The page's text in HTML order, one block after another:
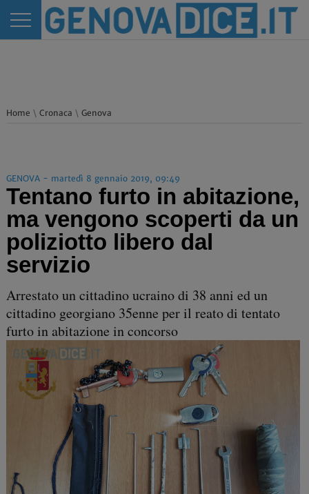
Home \ Cronaca \ Genova
GENOVA - martedì 8 gennaio 2019, 09:49
Tentano furto in abitazione,
ma vengono scoperti da un
poliziotto libero dal
servizio
Arrestato un cittadino ucraino di 38 anni ed un
cittadino georgiano 35enne per il reato di tentato
furto in abitazione in concorso